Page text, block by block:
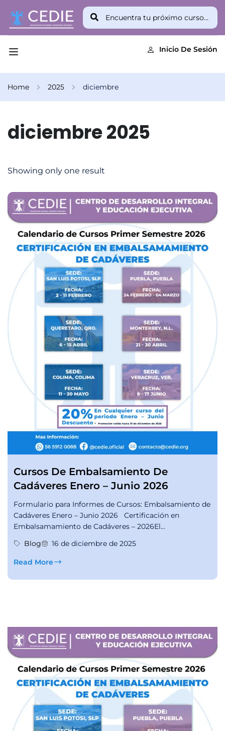
Inicio De Sesión
Home 2025 diciembre
diciembre 2025
Showing only one result
Cursos De Embalsamiento De
Cadáveres Enero – Junio 2026
Formulario para Informes de Cursos: Embalsamiento de
Cadáveres Enero – Junio 2026 Certificación en
Embalsamamiento de Cadáveres – 2026El...
Blog
16 de diciembre de 2025
Read More